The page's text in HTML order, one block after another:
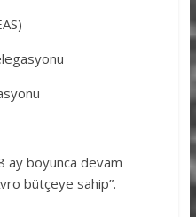
ay boyunca devam
bütçeye sahip”.